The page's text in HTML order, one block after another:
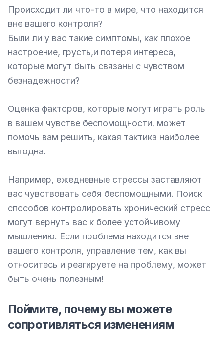
Происходит ли что-то в мире, что находится
вне вашего контроля?
Были ли у вас такие симптомы, как плохое
настроение, грусть,и потеря интереса,
которые могут быть связаны с чувством
безнадежности?
Оценка факторов, которые могут играть роль
в вашем чувстве беспомощности, может
помочь вам решить, какая тактика наиболее
выгодна.
Например, ежедневные стрессы заставляют
вас чувствовать себя беспомощными. Поиск
способов контролировать хронический стресс
могут вернуть вас к более устойчивому
мышлению. Если проблема находится вне
вашего контроля, управление тем, как вы
относитесь и реагируете на проблему, может
быть очень полезным!
Поймите, почему вы можете
сопротивляться изменениям